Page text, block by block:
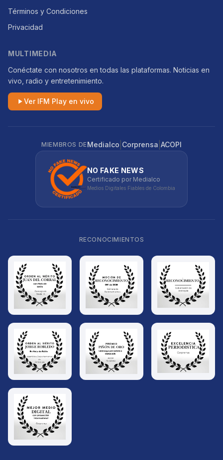
Términos y Condiciones
Privacidad
MULTIMEDIA
Conéctate con nosotros en todas las plataformas. Noticias en
vivo, radio y entretenimiento.
Ver IFM Play en vivo
MIEMBROS DEMedialco Corprensa ACOPI
NO FAKE NEWS
Certificado por Medialco
Medios Digitales Fiables de Colombia
RECONOCIMIENTOS